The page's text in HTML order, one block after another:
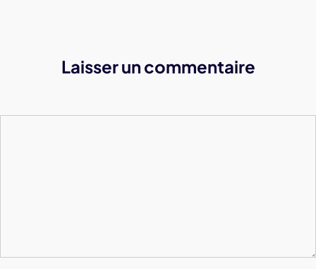
Laisser un commentaire